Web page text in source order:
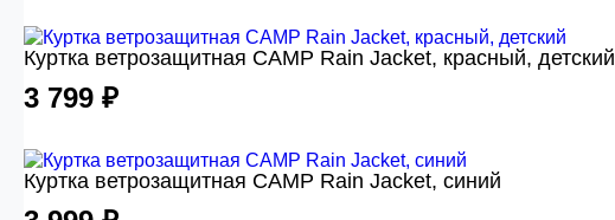
Куртка ветрозащитная CAMP Rain Jacket, красный, детский
3 799 ₽
Куртка ветрозащитная CAMP Rain Jacket, синий